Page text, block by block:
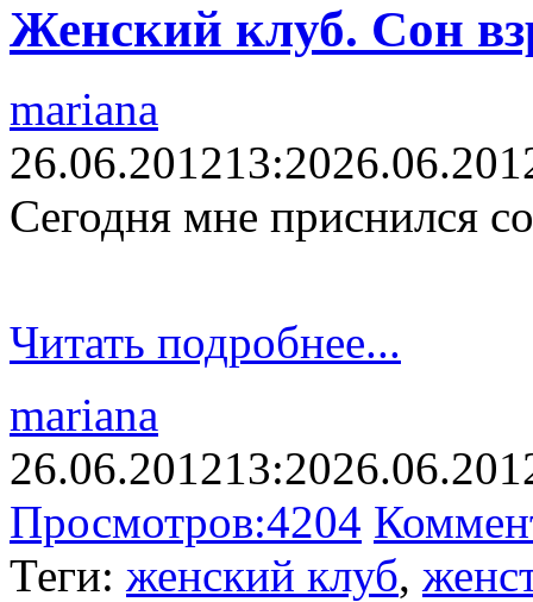
Женский клуб. Сон
mariana
26.06.201213:20
Сегодня мне приснился
Читать подробнее...
mariana
26.06.201213:20
Просмотров:4204
Теги: женский клуб,